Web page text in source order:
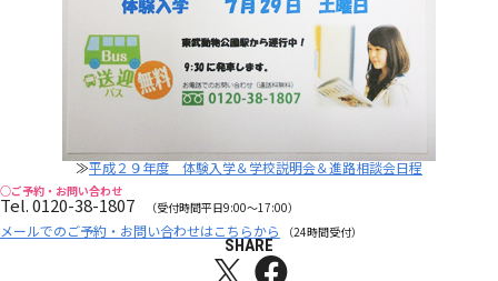
≫平成２９年度 体験入学＆学校説明会＆進路相談会日程
○ご予約・お問い合わせ
Tel. 0120-38-1807 （受付時間平日9:00～17:00）
メールでのご予約・お問い合わせはこちらから （24時間受付）
SHARE